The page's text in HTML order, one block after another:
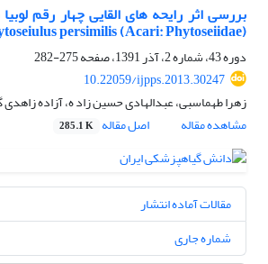
بررسی اثر رایحه های القایی چهار رقم
(Acari: Phytoseiidae) Phytoseiulus persimilis،
دوره 43، شماره 2، آذر 1391، صفحه
275-282
10.22059/ijpps.2013.30247
زهرا طهماسبی، عبدالهادی حسین زاد ه، آزاده زاهدی
مشاهده مقاله
اصل مقاله 285.1 K
مقالات آماده انتشار
شماره جاری